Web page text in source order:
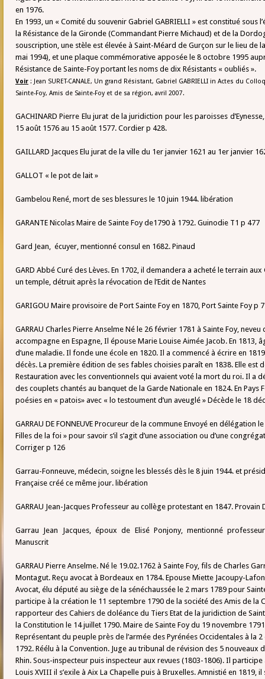
en 1976.
En 1993, un « Comité du souvenir Gabriel GABRIELLI » est constitué sous
la Résistance de la Gironde (Commandant Pierre Michaud) et de la
souscription, une stèle est élevée à Saint-Méard de Gurçon sur le lieu de
mai 1994), et une plaque commémorative apposée le 8 octobre 1995
Résistance de Sainte-Foy portant les noms de dix Résistants « oubliés ».
Voir : Jean SURET-CANALE, Un grand Résistant, Gabriel GABRIELLI in Actes du
Sainte-Foy, Amis de Sainte-Foy et de sa région, avril 2007.
GACHINARD Pierre Elu jurat de la juridiction pour les paroisses
15 août 1576 au 15 août 1577. Cordier p 428.
GAILLARD Jacques Elu jurat de la ville du 1er janvier 1621 au 1er janvier
GALLOT « le pot de lait »
Gambelou René, mort de ses blessures le 10 juin 1944. libération
GARANTE Nicolas Maire de Sainte Foy de1790 à 1792. Guinodie T1 p 477
Gard Jean, écuyer, mentionné consul en 1682. Pinaud
GARD Abbé Curé des Lèves. En 1702, il demandera a acheté le terrain
un temple, détruit après la révocation de l’Edit de Nantes
GARIGOU Maire provisoire de Port Sainte Foy en 1870, Port Sainte Foy p
GARRAU Charles Pierre Anselme Né le 26 février 1781 à Sainte Foy, neveu
accompagne en Espagne, Il épouse Marie Louise Aimée Jacob. En 1813,
d’une maladie. Il fonde une école en 1820. Il a commencé à écrire en
décès. La première édition de ses fables choisies paraît en 1838. Elle est
Restauration avec les conventionnels qui avaient voté la mort du roi. Il a
des couplets chantés au banquet de la Garde Nationale en 1824. En Pays
poésies en « patois» avec « lo testoument d’un aveuglé » Décède le 18
GARRAU DE FONNEUVE Procureur de la commune Envoyé en délégation
Filles de la foi » pour savoir s’il s’agit d’une association ou d’une
Corriger p 126
Garrau-Fonneuve, médecin, soigne les blessés dès le 8 juin 1944. et
Française créé ce même jour. libération
GARRAU Jean-Jacques Professeur au collège protestant en 1847. Provain
Garrau Jean Jacques, époux de Elisé Ponjony, mentionné
Manuscrit
GARRAU Pierre Anselme. Né le 19.02.1762 à Sainte Foy, fils de Charles
Montagut. Reçu avocat à Bordeaux en 1784. Epouse Miette Jacoupy-
Avocat, élu député au siège de la sénéchaussée le 2 mars 1789 pour
participe à la création le 11 septembre 1790 de la société des Amis de la
rapporteur des Cahiers de doléance du Tiers Etat de la juridiction de
la Constitution le 14 juillet 1790. Maire de Sainte Foy du 19 novembre
Représentant du peuple près de l’armée des Pyrénées Occidentales à la
1792. Réélu à la Convention. Juge au tribunal de révision des 5 nouveaux
Rhin. Sous-inspecteur puis inspecteur aux revues (1803-1806). Il
Louis XVIII il s’exile à Aix La Chapelle puis à Bruxelles. Amnistié en 1819, il